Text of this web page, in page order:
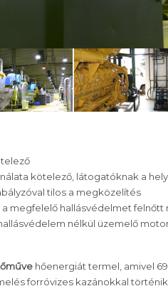
kötelező, látogatóknak a
tilos a megközelítés
a megfelelő hallásvédelmet
nélkül üzemelő
hőenergiát termel, amivel
forróvizes kazánokkal